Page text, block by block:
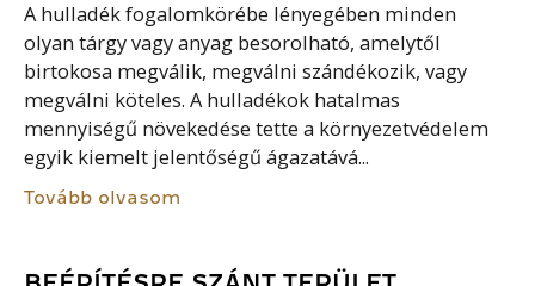
A hulladék fogalomkörébe lényegében minden
olyan tárgy vagy anyag besorolható, amelytől
birtokosa megválik, megválni szándékozik, vagy
megválni köteles. A hulladékok hatalmas
mennyiségű növekedése tette a környezetvédelem
egyik kiemelt jelentőségű ágazatává...
Tovább olvasom